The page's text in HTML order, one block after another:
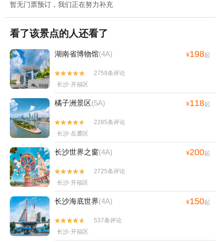
暂无门票预订，我们正在努力补充
看了该景点的人还看了
湖南省博物馆(4A) ¥198起


2759条评论
长沙·开福区
橘子洲景区(5A) ¥118起


2285条评论
长沙·岳麓区
长沙世界之窗(4A) ¥200起


2725条评论
长沙·开福区
长沙海底世界(4A) ¥150起


537条评论
长沙·开福区